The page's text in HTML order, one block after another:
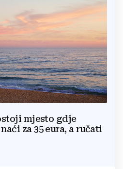
mjesto gdje
za 35 eura, a ručati